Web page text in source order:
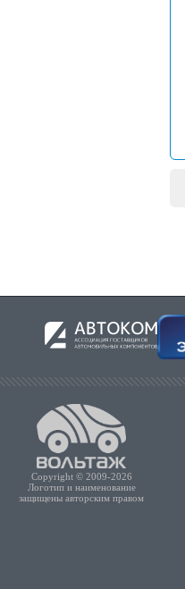
Copyright © 2009-2026
Логотип и наименование
защищены авторским правом